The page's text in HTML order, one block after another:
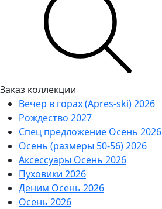
Заказ коллекции
Вечер в горах (Apres-ski) 2026
Рождество 2027
Спец предложение Осень 2026
Осень (размеры 50-56) 2026
Аксессуары Осень 2026
Пуховики 2026
Деним Осень 2026
Осень 2026